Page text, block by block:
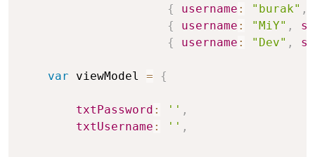
{
username : "burak" ,
{
username : "MiY" ,
{
username : "Dev" ,
var viewModel = {
txtPassword : '' ,
txtUsername : '' ,